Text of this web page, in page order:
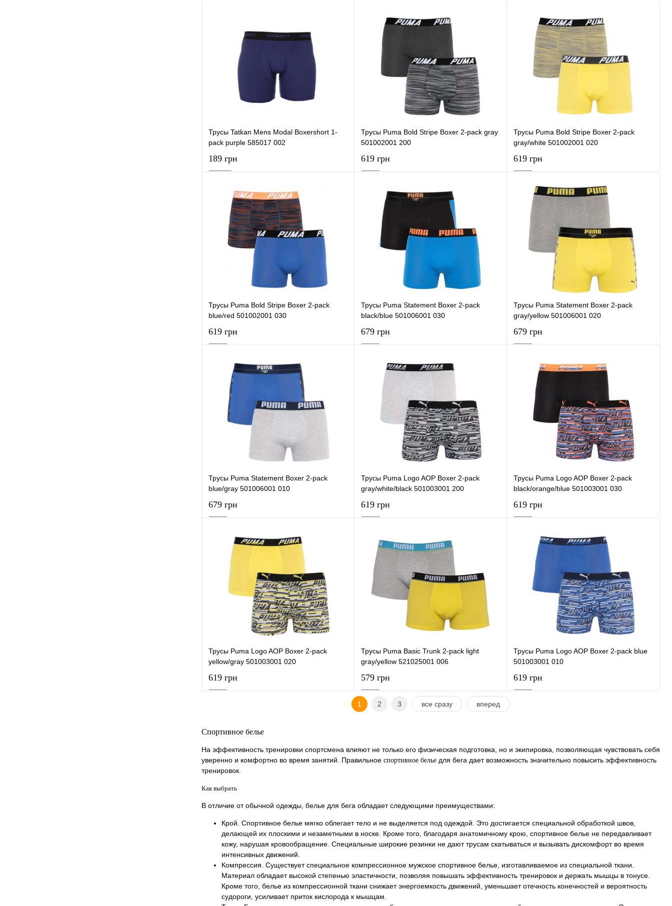
В корзину
Купить в 1 клик К сравнению
В корзину
Купить в 1 клик К сравнению
В избранное В наличии
В корзину
Купить в 1 клик К сравнению
В избранное
Трусы Tatkan Mens Modal Boxershort 1-
pack purple 585017 002
189 грн
В корзину
Купить в 1 клик К сравнению
В избранное В наличии
Трусы Puma Bold Stripe Boxer 2-pack gray
501002001 200
619 грн
В корзину
Купить в 1 клик К сравнению
В избранное В наличии
Трусы Puma Bold Stripe Boxer 2-pack
gray/white 501002001 020
619 грн
Купить в 1 клик К сравнению
В избранное В наличии
Трусы Puma Bold Stripe Boxer 2-pack
blue/red 501002001 030
619 грн
В корзину
Купить в 1 клик К сравнению
В избранное В наличии
Трусы Puma Statement Boxer 2-pack
black/blue 501006001 030
679 грн
Купить в 1 клик К сравнению
В избранное В наличии
Трусы Puma Statement Boxer 2-pack
gray/yellow 501006001 020
679 грн
В корзину
Купить в 1 клик К сравнению
В избранное В наличии
Трусы Puma Statement Boxer 2-pack
blue/gray 501006001 010
679 грн
В корзину
Купить в 1 клик К сравнению
В избранное В наличии
Трусы Puma Logo AOP Boxer 2-pack
gray/white/black 501003001 200
619 грн
В корзину
Купить в 1 клик К сравнению
В избранное
Трусы Puma Logo AOP Boxer 2-pack
black/orange/blue 501003001 030
619 грн
В корзину
Купить в 1 клик К сравнению
В избранное В наличии
Трусы Puma Logo AOP Boxer 2-pack
yellow/gray 501003001 020
619 грн
Купить в 1 клик К сравнению
В избранное
Трусы Puma Basic Trunk 2-pack light
gray/yellow 521025001 006
579 грн
Купить в 1 клик К сравнению
В избранное В наличии
Трусы Puma Logo AOP Boxer 2-pack blue
501003001 010
619 грн
Купить в 1 клик К сравнению
В наличии
1 2 3 все сразу вперед
Спортивное белье
На эффективность тренировки спортсмена влияют не только его физическая подготовка, но и экипировка, позволяющая чувствовать себя
уверенно и комфортно во время занятий. Правильное спортивное белье для бега дает возможность значительно повысить эффективность
тренировок.
Как выбрать
В отличие от обычной одежды, белье для бега обладает следующими преимуществами:
Крой. Спортивное белье мягко облегает тело и не выделяется под одеждой. Это достигается специальной обработкой швов,
делающей их плоскими и незаметными в носке. Кроме того, благодаря анатомичному крою, спортивное белье не передавливает
кожу, нарушая кровообращение. Специальные широкие резинки не дают трусам скатываться и вызывать дискомфорт во время
интенсивных движений.
Компрессия. Существует специальное компрессионное мужское спортивное белье, изготавливаемое из специальной ткани.
Материал обладает высокой степенью эластичности, позволяя повышать эффективность тренировок и держать мышцы в тонусе.
Кроме того, белье из компрессионной ткани снижает энергоемкость движений, уменьшает отечность конечностей и вероятность
судороги, усиливает приток кислорода к мышцам.